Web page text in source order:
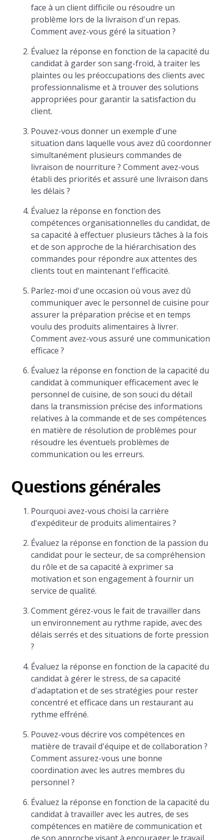
face à un client difficile ou résoudre un
problème lors de la livraison d'un repas.
Comment avez-vous géré la situation ?
Évaluez la réponse en fonction de la capacité du
candidat à garder son sang-froid, à traiter les
plaintes ou les préoccupations des clients avec
professionnalisme et à trouver des solutions
appropriées pour garantir la satisfaction du
client.
Pouvez-vous donner un exemple d'une
situation dans laquelle vous avez dû coordonner
simultanément plusieurs commandes de
livraison de nourriture ? Comment avez-vous
établi des priorités et assuré une livraison dans
les délais ?
Évaluez la réponse en fonction des
compétences organisationnelles du candidat, de
sa capacité à effectuer plusieurs tâches à la fois
et de son approche de la hiérarchisation des
commandes pour répondre aux attentes des
clients tout en maintenant l'efficacité.
Parlez-moi d'une occasion où vous avez dû
communiquer avec le personnel de cuisine pour
assurer la préparation précise et en temps
voulu des produits alimentaires à livrer.
Comment avez-vous assuré une communication
efficace ?
Évaluez la réponse en fonction de la capacité du
candidat à communiquer efficacement avec le
personnel de cuisine, de son souci du détail
dans la transmission précise des informations
relatives à la commande et de ses compétences
en matière de résolution de problèmes pour
résoudre les éventuels problèmes de
communication ou les erreurs.
Questions générales
Pourquoi avez-vous choisi la carrière
d'expéditeur de produits alimentaires ?
Évaluez la réponse en fonction de la passion du
candidat pour le secteur, de sa compréhension
du rôle et de sa capacité à exprimer sa
motivation et son engagement à fournir un
service de qualité.
Comment gérez-vous le fait de travailler dans
un environnement au rythme rapide, avec des
délais serrés et des situations de forte pression
?
Évaluez la réponse en fonction de la capacité du
candidat à gérer le stress, de sa capacité
d'adaptation et de ses stratégies pour rester
concentré et efficace dans un restaurant au
rythme effréné.
Pouvez-vous décrire vos compétences en
matière de travail d'équipe et de collaboration ?
Comment assurez-vous une bonne
coordination avec les autres membres du
personnel ?
Évaluez la réponse en fonction de la capacité du
candidat à travailler avec les autres, de ses
compétences en matière de communication et